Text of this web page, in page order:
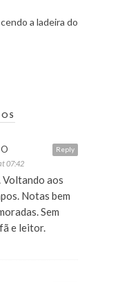
a ladeira do
Reply
07:42
Voltando aos
Notas bem
Sem
e leitor.